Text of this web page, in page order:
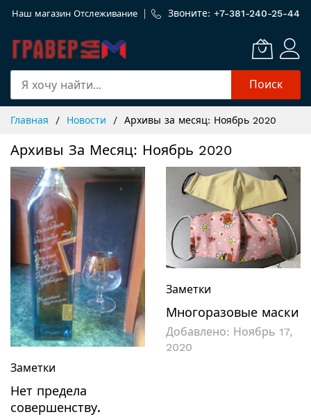
Наш магазин Отслеживание Звоните: +7-381-240-25-44
Поиск
Content
Главная Новости Архивы за месяц: Ноябрь 2020
Архивы За Месяц: Ноябрь 2020
Заметки
Нет предела
совершенству.
Заметки
Многоразовые маски
Добавлено: Ноябрь 17,
2020